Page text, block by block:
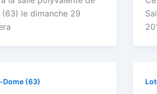
le dimanche 29
Dome (63)